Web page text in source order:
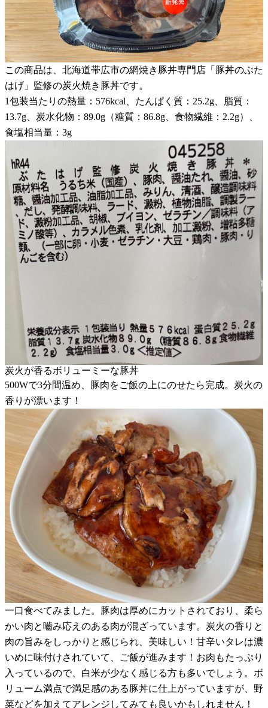
この商品は、北海道帯広市の網焼き豚丼専門店「豚丼のぶた
はげ」監修の炭火焼き豚丼です。
1包装当たりの熱量：576kcal、たんぱく質：25.2g、脂質：
13.7g、炭水化物：89.0g（糖質：86.8g、食物繊維：2.2g）、
食塩相当量：3g
炭火が香るボリューミーな豚丼
500Wで3分間温め、豚肉をご飯の上にのせたら完成。炭火の
香りが漂います！
一口食べてみました。豚肉は厚めにカットされており、柔ら
かい肉と嚙み応えのある肉が混ざっています。炭火の香りと
肉の旨みをしっかりと感じられ、美味しい！甘辛いタレは濃
いめに味付けされていて、ご飯が進みます！お肉もたっぷり
入っているので、白米が少なく感じる方も多いでしょう。ボ
リューム満点で満足感のある豚丼に仕上がっていますが、野
菜などを加えてアレンジしてみても良いかもしれません！